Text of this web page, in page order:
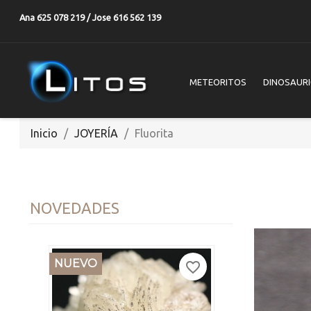
Ana 625 078 219 / Jose 616 562 139
METEORITOS
Inicio JOYERÍA Fluorita
NOVEDADES
NUEVO favorite_border